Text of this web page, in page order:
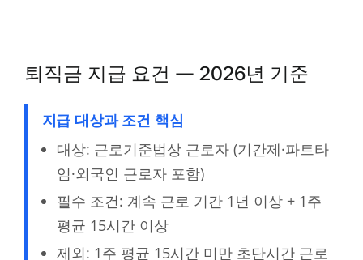
퇴직금 지급 요건 — 2026년 기준
지급 대상과 조건 핵심
대상: 근로기준법상 근로자 (기간제·파트타
임·외국인 근로자 포함)
필수 조건: 계속 근로 기간 1년 이상 + 1주
평균 15시간 이상
제외: 1주 평균 15시간 미만 초단시간 근로